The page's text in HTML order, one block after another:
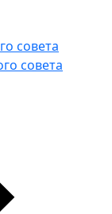
совета
совета